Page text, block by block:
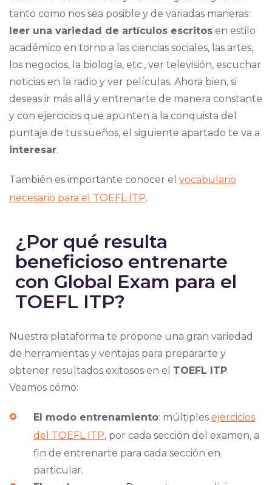
tanto como nos sea posible y de variadas maneras:
leer una variedad de artículos escritos en estilo
académico en torno a las ciencias sociales, las artes,
los negocios, la biología, etc., ver televisión, escuchar
noticias en la radio y ver películas. Ahora bien, si
deseas ir más allá y entrenarte de manera constante
y con ejercicios que apunten a la conquista del
puntaje de tus sueños, el siguiente apartado te va a
interesar.
También es importante conocer el vocabulario
necesario para el TOEFL ITP.
¿Por qué resulta
beneficioso entrenarte
con Global Exam para el
TOEFL ITP?
Nuestra plataforma te propone una gran variedad
de herramientas y ventajas para prepararte y
obtener resultados exitosos en el TOEFL ITP.
Veamos cómo:
El modo entrenamiento: múltiples ejercicios
del TOEFL ITP, por cada sección del examen, a
fin de entrenarte para cada sección en
particular.